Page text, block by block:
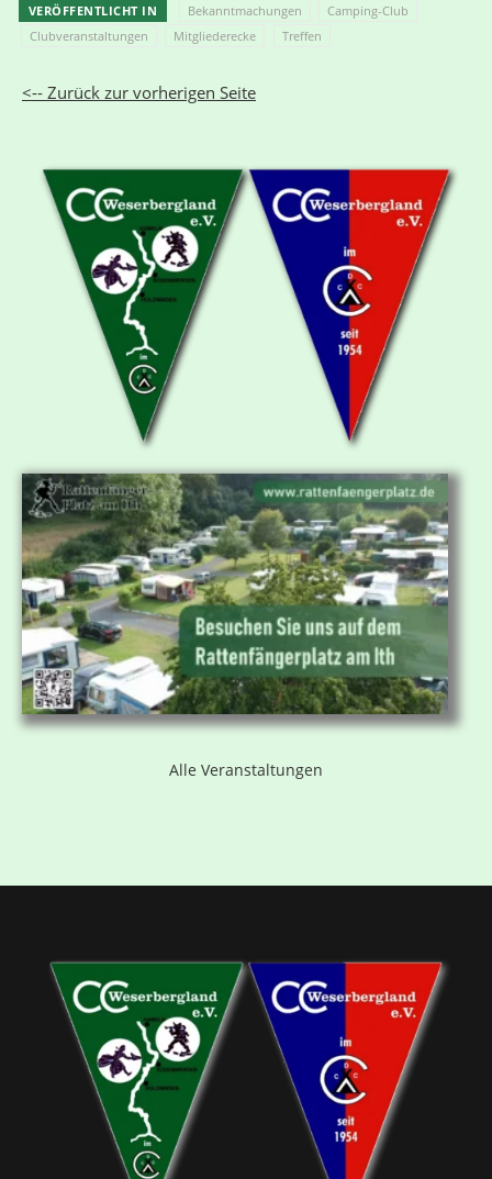
VERÖFFENTLICHT IN Bekanntmachungen
Camping-Club
Clubveranstaltungen
Mitgliederecke Treffen
<-- Zurück zur vorherigen Seite
Alle Veranstaltungen